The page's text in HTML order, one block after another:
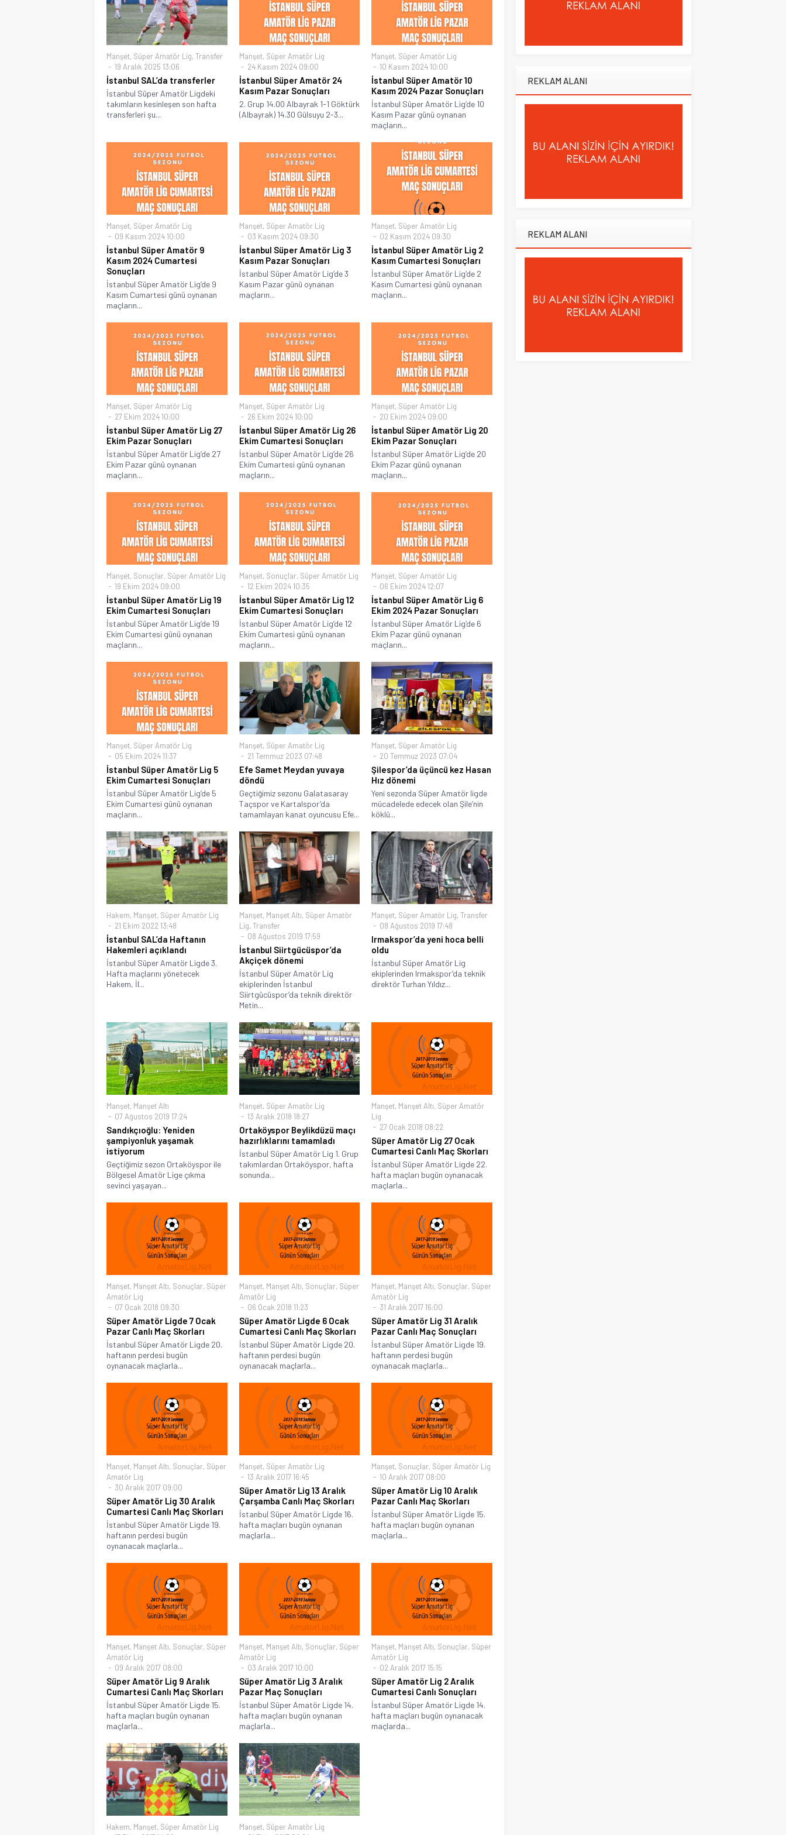
Manşet, Süper Amatör Lig, Transfer
19 Aralık 2025 13:06
İstanbul SAL’da transferler
İstanbul Süper Amatör Ligdeki
takımların kesinleşen son hafta
transferleri şu...
Manşet, Süper Amatör Lig
24 Kasım 2024 09:00
İstanbul Süper Amatör 24
Kasım Pazar Sonuçları
2. Grup 14.00 Albayrak 1-1 Göktürk
(Albayrak) 14.30 Gülsuyu 2-3...
Manşet, Süper Amatör Lig
10 Kasım 2024 10:00
İstanbul Süper Amatör 10
Kasım 2024 Pazar Sonuçları
İstanbul Süper Amatör Lig’de 10
Kasım Pazar günü oynanan
maçların...
Manşet, Süper Amatör Lig
09 Kasım 2024 10:00
İstanbul Süper Amatör 9
Kasım 2024 Cumartesi
Sonuçları
İstanbul Süper Amatör Lig’de 9
Kasım Cumartesi günü oynanan
maçların...
Manşet, Süper Amatör Lig
03 Kasım 2024 09:30
İstanbul Süper Amatör Lig 3
Kasım Pazar Sonuçları
İstanbul Süper Amatör Lig’de 3
Kasım Pazar günü oynanan
maçların...
Manşet, Süper Amatör Lig
02 Kasım 2024 09:30
İstanbul Süper Amatör Lig 2
Kasım Cumartesi Sonuçları
İstanbul Süper Amatör Lig’de 2
Kasım Cumartesi günü oynanan
maçların...
Manşet, Süper Amatör Lig
27 Ekim 2024 10:00
İstanbul Süper Amatör Lig 27
Ekim Pazar Sonuçları
İstanbul Süper Amatör Lig’de 27
Ekim Pazar günü oynanan
maçların...
Manşet, Süper Amatör Lig
26 Ekim 2024 10:00
İstanbul Süper Amatör Lig 26
Ekim Cumartesi Sonuçları
İstanbul Süper Amatör Lig’de 26
Ekim Cumartesi günü oynanan
maçların...
Manşet, Süper Amatör Lig
20 Ekim 2024 09:00
İstanbul Süper Amatör Lig 20
Ekim Pazar Sonuçları
İstanbul Süper Amatör Lig’de 20
Ekim Pazar günü oynanan
maçların...
Manşet, Sonuçlar, Süper Amatör Lig
19 Ekim 2024 09:00
İstanbul Süper Amatör Lig 19
Ekim Cumartesi Sonuçları
İstanbul Süper Amatör Lig’de 19
Ekim Cumartesi günü oynanan
maçların...
Manşet, Sonuçlar, Süper Amatör Lig
12 Ekim 2024 10:35
İstanbul Süper Amatör Lig 12
Ekim Cumartesi Sonuçları
İstanbul Süper Amatör Lig’de 12
Ekim Cumartesi günü oynanan
maçların...
Manşet, Süper Amatör Lig
06 Ekim 2024 12:07
İstanbul Süper Amatör Lig 6
Ekim 2024 Pazar Sonuçları
İstanbul Süper Amatör Lig’de 6
Ekim Pazar günü oynanan
maçların...
Manşet, Süper Amatör Lig
05 Ekim 2024 11:37
İstanbul Süper Amatör Lig 5
Ekim Cumartesi Sonuçları
İstanbul Süper Amatör Lig’de 5
Ekim Cumartesi günü oynanan
maçların...
Manşet, Süper Amatör Lig
21 Temmuz 2023 07:48
Efe Samet Meydan yuvaya
döndü
Geçtiğimiz sezonu Galatasaray
Taçspor ve Kartalspor’da
tamamlayan kanat oyuncusu Efe...
Manşet, Süper Amatör Lig
20 Temmuz 2023 07:04
Şilespor’da üçüncü kez Hasan
Hız dönemi
Yeni sezonda Süper Amatör ligde
mücadelede edecek olan Şile’nin
köklü...
Hakem, Manşet, Süper Amatör Lig
21 Ekim 2022 13:48
İstanbul SAL’da Haftanın
Hakemleri açıklandı
İstanbul Süper Amatör Ligde 3.
Hafta maçlarını yönetecek
Hakem, İl...
Manşet, Manşet Altı, Süper Amatör
Lig, Transfer
08 Ağustos 2019 17:59
İstanbul Siirtgücüspor’da
Akçiçek dönemi
İstanbul Süper Amatör Lig
ekiplerinden İstanbul
Siirtgücüspor’da teknik direktör
Metin...
Manşet, Süper Amatör Lig,Transfer
08 Ağustos 2019 17:48
Irmakspor’da yeni hoca belli
oldu
İstanbul Süper Amatör Lig
ekiplerinden Irmakspor’da teknik
direktör Turhan Yıldız...
Manşet, Manşet Altı
07 Ağustos 2019 17:24
Sandıkçıoğlu: Yeniden
şampiyonluk yaşamak
istiyorum
Geçtiğimiz sezon Ortaköyspor ile
Bölgesel Amatör Lige çıkma
sevinci yaşayan...
Manşet, Süper Amatör Lig
13 Aralık 2018 18:27
Ortaköyspor Beylikdüzü maçı
hazırlıklarını tamamladı
İstanbul Süper Amatör Lig 1. Grup
takımlardan Ortaköyspor, hafta
sonunda...
Manşet, Manşet Altı, Süper Amatör
Lig
27 Ocak 2018 08:22
Süper Amatör Lig 27 Ocak
Cumartesi Canlı Maç Skorları
İstanbul Süper Amatör Ligde 22.
hafta maçları bugün oynanacak
maçlarla...
Manşet, Manşet Altı, Sonuçlar, Süper
Amatör Lig
07 Ocak 2018 09:30
Süper Amatör Ligde 7 Ocak
Pazar Canlı Maç Skorları
İstanbul Süper Amatör Ligde 20.
haftanın perdesi bugün
oynanacak maçlarla...
Manşet, Manşet Altı, Sonuçlar, Süper
Amatör Lig
06 Ocak 2018 11:23
Süper Amatör Ligde 6 Ocak
Cumartesi Canlı Maç Skorları
İstanbul Süper Amatör Ligde 20.
haftanın perdesi bugün
oynanacak maçlarla...
Manşet, Manşet Altı, Sonuçlar, Süper
Amatör Lig
31 Aralık 2017 16:00
Süper Amatör Lig 31 Aralık
Pazar Canlı Maç Sonuçları
İstanbul Süper Amatör Ligde 19.
haftanın perdesi bugün
oynanacak maçlarla...
Manşet, Manşet Altı, Sonuçlar, Süper
Amatör Lig
30 Aralık 2017 09:00
Süper Amatör Lig 30 Aralık
Cumartesi Canlı Maç Skorları
İstanbul Süper Amatör Ligde 19.
haftanın perdesi bugün
oynanacak maçlarla...
Manşet, Süper Amatör Lig
13 Aralık 2017 16:45
Süper Amatör Lig 13 Aralık
Çarşamba Canlı Maç Skorları
İstanbul Süper Amatör Ligde 16.
hafta maçları bugün oynanan
maçlarla...
Manşet, Sonuçlar, Süper Amatör Lig
10 Aralık 2017 08:00
Süper Amatör Lig 10 Aralık
Pazar Canlı Maç Skorları
İstanbul Süper Amatör Ligde 15.
hafta maçları bugün oynanan
maçlarla...
Manşet, Manşet Altı, Sonuçlar, Süper
Amatör Lig
09 Aralık 2017 08:00
Süper Amatör Lig 9 Aralık
Cumartesi Canlı Maç Skorları
İstanbul Süper Amatör Ligde 15.
hafta maçları bugün oynanan
maçlarla...
Manşet, Manşet Altı, Sonuçlar, Süper
Amatör Lig
03 Aralık 2017 10:00
Süper Amatör Lig 3 Aralık
Pazar Maç Sonuçları
İstanbul Süper Amatör Ligde 14.
hafta maçları bugün oynanan
maçlarla...
Manşet, Manşet Altı, Sonuçlar, Süper
Amatör Lig
02 Aralık 2017 15:15
Süper Amatör Lig 2 Aralık
Cumartesi Canlı Sonuçları
İstanbul Süper Amatör Ligde 14.
hafta maçları bugün oynanacak
maçlarda...
Hakem, Manşet, Süper Amatör Lig
Manşet, Süper Amatör Lig
REKLAM ALANI
REKLAM ALANI